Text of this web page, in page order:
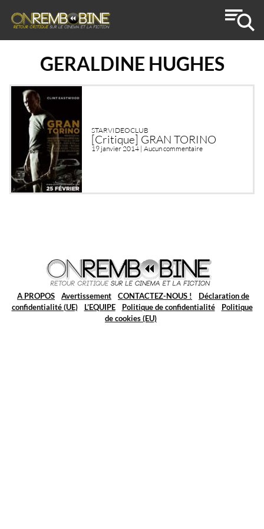
GERALDINE HUGHES
STARVIDEOCLUB
[Critique] GRAN TORINO
19 janvier 2014 | Aucun commentaire
A PROPOS Avertissement CONTACTEZ-NOUS !
Déclaration de
confidentialité (UE)
L’EQUIPE Politique de confidentialité
Politique
de cookies (EU)